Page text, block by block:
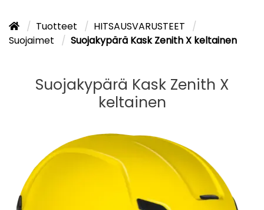
Tuotteet
HITSAUSVARUSTEET
Suojaimet
Suojakypärä Kask Zenith X keltainen
Suojakypärä Kask Zenith X
keltainen